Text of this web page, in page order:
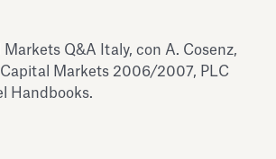
espositivi
di Villa Albani
tutto
Q&A Italy, con A. Cosenz,
Markets 2006/2007, PLC
Handbooks.